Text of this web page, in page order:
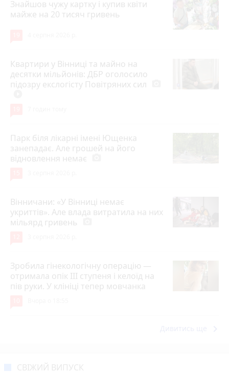
Знайшов чужу картку і купив квіти
майже на 20 тисяч гривень
Квартири у Вінниці та майно на
десятки мільйонів: ДБР оголосило
підозру екслогісту Повітряних сил
Парк біля лікарні імені Ющенка
занепадає. Але грошей на його
відновлення немає
Вінничани: «У Вінниці немає
укриттів». Але влада витратила на них
мільярд гривень
Зробила гінекологічну операцію —
отримала опік ІІІ ступеня і келоїд на
пів руки. У клініці тепер мовчанка